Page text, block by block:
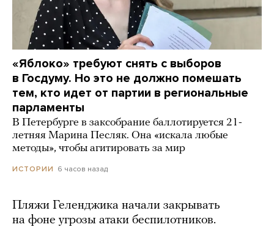
«Яблоко» требуют снять с выборов
в Госдуму. Но это не должно помешать
тем, кто идет от партии в региональные
парламенты
В Петербурге в заксобрание баллотируется 21-
летняя Марина Песляк. Она «искала любые
методы», чтобы агитировать за мир
ИСТОРИИ 6 часов назад
Пляжи Геленджика начали закрывать
на фоне угрозы атаки беспилотников.